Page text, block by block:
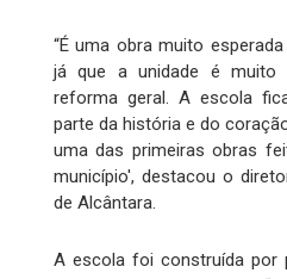
“É uma obra muito
já que a unidade é muito
reforma geral. A escola
parte da história e do
uma das primeiras obras
município', destacou o
de Alcântara.
A escola foi construída por